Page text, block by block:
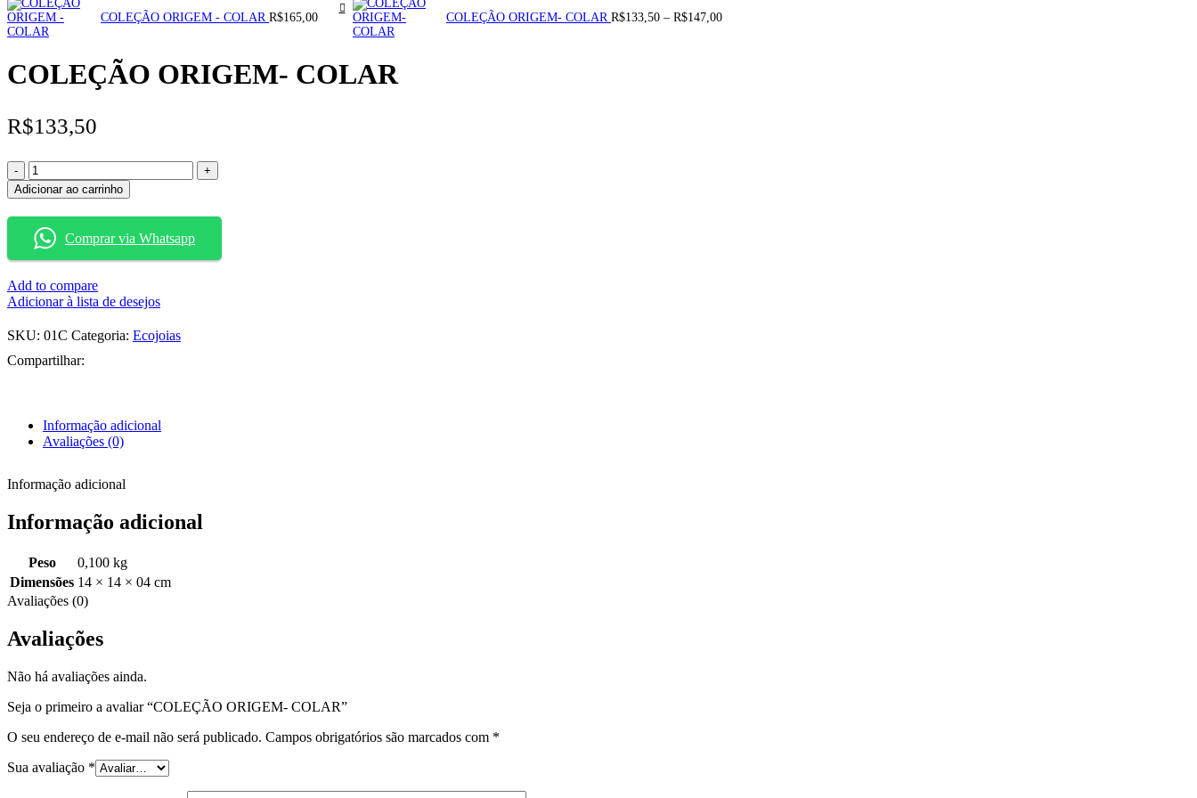
COLEÇÃO ORIGEM - COLAR R$165,00 COLEÇÃO ORIGEM- COLAR R$133,50 – R$147,00Price
COLEÇÃO ORIGEM- COLAR
R$133,50
COLEÇÃO
ORIGEM-
COLAR
quantidade
Adicionar ao carrinho
Comprar via Whatsapp
Add to compare
Adicionar à lista de desejos
SKU: 01C Categoria: Ecojoias
Compartilhar:
Informação adicional
Avaliações (0)
Informação adicional
Informação adicional
Peso
0,100 kg
Dimensões 14 × 14 × 04 cm
Avaliações (0)
Avaliações
Não há avaliações ainda.
Seja o primeiro a avaliar “COLEÇÃO ORIGEM- COLAR”
O seu endereço de e-mail não será publicado. Campos obrigatórios são marcados com *
Sua avaliação *